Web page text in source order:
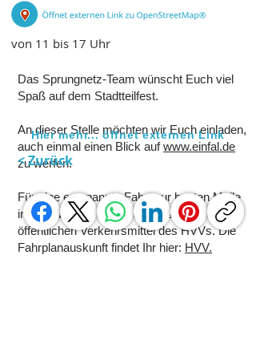
von 11 bis 17 Uhr
Das Sprungnetz-Team wünscht Euch viel
Spaß auf dem Stadtteilfest.
An dieser Stelle möchten wir Euch einladen,
auch einmal einen Blick aufwww.einfal.de
zu werfen.
Für eine entspannte Fahrt zur bunten Meile
in Barmbek nehmt Ihr am besten die
öffentlichen Verkehrsmittel des HVVs. Die
Fahrplanauskunft findet Ihr hier: HVV.
Hier mehr... öffnet externen Link
< Zurück